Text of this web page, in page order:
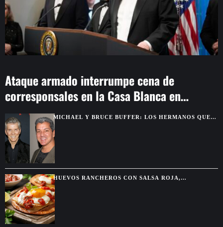
Ataque armado interrumpe cena de
corresponsales en la Casa Blanca en
WashingtonMICHAEL Y BRUCE BUFFER: LOS HERMANOS QUE
SE DESCUBRIERON GRACIAS A UNA PELEA POR
TELEVISIÓN
HUEVOS RANCHEROS CON SALSA ROJA,
TORTILLAS DORADAS Y SABOR DE DESAYUNO
MEXICANO